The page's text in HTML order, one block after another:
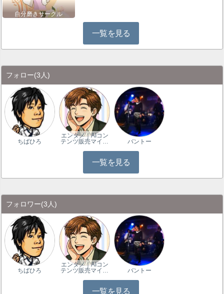
自分磨きサークル
一覧を見る
フォロー(3人)
ちばひろ
エンタメ｜AIコン
テンツ販売マイ…
バントー
一覧を見る
フォロワー(3人)
ちばひろ
エンタメ｜AIコン
テンツ販売マイ…
バントー
一覧を見る